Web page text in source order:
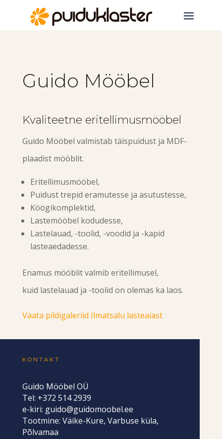
Guido Mööbel
Kvaliteetne eritellimusmööbel
Guido Mööbel valmistab täispuidust ja MDF-
plaadist mööblit.
Eritellimusmööbel,
Puidust trepid eramutesse ja asutustesse,
Köögikomplektid,
Lastemööbel kodudesse,
Lastelauad, -toolid, -voodid ja -kapid
lasteaedadesse.
Enamus mööblit valmib eritellimusel,
kuid lastelauad ja -toolid on olemas ka laos.
Vaata pildigaleriid Ilmatsalu lasteaiast
KONTAKT
Guido Mööbel OÜ
Tel: +372 514 2939
e-kiri: guido@guidomoobel.ee
Tootmine: Väike-Kure, Varbuse küla,
Põlvamaa